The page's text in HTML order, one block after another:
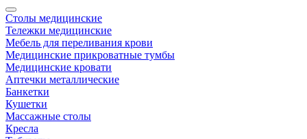
Столы медицинские
Тележки медицинские
Мебель для переливания крови
Медицинские прикроватные тумбы
Медицинские кровати
Аптечки металлические
Банкетки
Кушетки
Массажные столы
Кресла